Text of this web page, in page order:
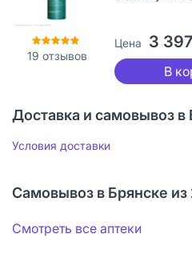
19 отзывов
Цена 3
В
Доставка и самовывоз в
Условия доставки
Самовывоз в Брянске из
Смотреть все аптеки